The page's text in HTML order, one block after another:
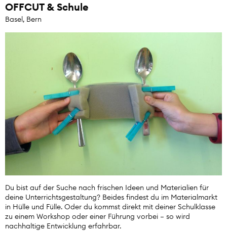
OFFCUT & Schule
Basel, Bern
Du bist auf der Suche nach frischen Ideen und Materialien für
deine Unterrichtsgestaltung? Beides findest du im Materialmarkt
in Hülle und Fülle. Oder du kommst direkt mit deiner Schulklasse
zu einem Workshop oder einer Führung vorbei – so wird
nachhaltige Entwicklung erfahrbar.